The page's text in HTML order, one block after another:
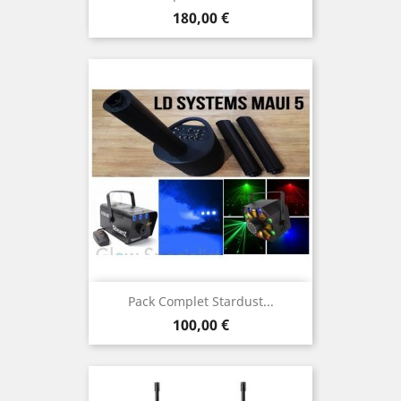
Prix
180,00 €
Pack Complet Stardust...
Prix
100,00 €